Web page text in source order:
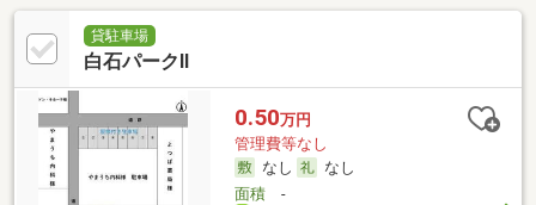
貸駐車場
白石パークⅡ
0.50万円
管理費等なし
なし
なし
面積-